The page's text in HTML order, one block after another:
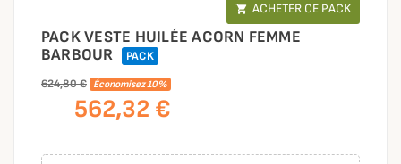
 ACHETER CE PACK
PACK VESTE HUILÉE ACORN FEMME
BARBOUR
PACK
624,80 €
Économisez 10%
562,32 €